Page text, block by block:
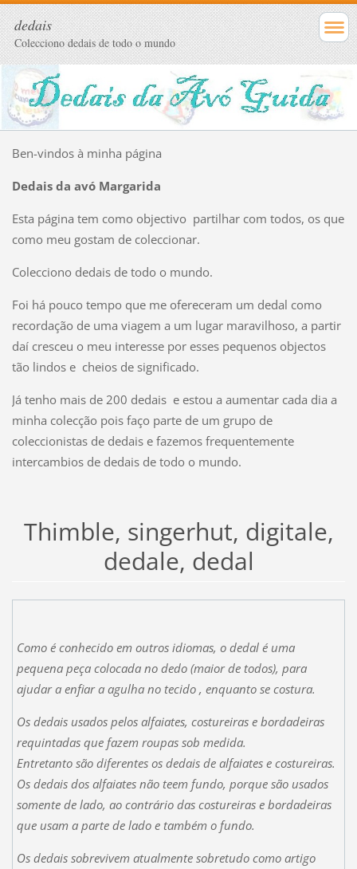
dedais
Colecciono dedais de todo o mundo
Ben-vindos à minha página
Dedais da avó Margarida
Esta página tem como objectivo partilhar com todos, os que
como meu gostam de coleccionar.
Colecciono dedais de todo o mundo.
Foi há pouco tempo que me ofereceram um dedal como
recordação de uma viagem a um lugar maravilhoso, a partir
daí cresceu o meu interesse por esses pequenos objectos
tão lindos e cheios de significado.
Já tenho mais de 200 dedais e estou a aumentar cada dia a
minha colecção pois faço parte de um grupo de
coleccionistas de dedais e fazemos frequentemente
intercambios de dedais de todo o mundo.
Thimble, singerhut, digitale,
dedale, dedal
Como é conhecido em outros idiomas, o dedal é uma
pequena peça colocada no dedo (maior de todos), para
ajudar a enfiar a agulha no tecido , enquanto se costura.
Os dedais usados pelos alfaiates, costureiras e bordadeiras
requintadas que fazem roupas sob medida.
Entretanto são diferentes os dedais de alfaiates e costureiras.
Os dedais dos alfaiates não teem fundo, porque são usados
somente de lado, ao contrário das costureiras e bordadeiras
que usam a parte de lado e também o fundo.
Os dedais sobrevivem atualmente sobretudo como artigo